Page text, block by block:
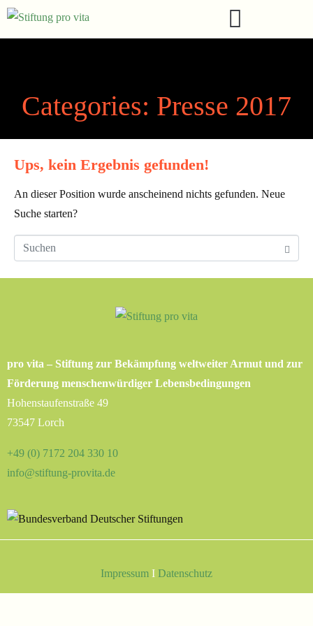
Categories: Presse 2017
Ups, kein Ergebnis gefunden!
An dieser Position wurde anscheinend nichts gefunden. Neue
Suche starten?
pro vita – Stiftung zur Bekämpfung weltweiter Armut und zur
Förderung menschenwürdiger Lebensbedingungen
Hohenstaufenstraße 49
73547 Lorch
+49 (0) 7172 204 330 10
info@stiftung-provita.de
Impressum I Datenschutz